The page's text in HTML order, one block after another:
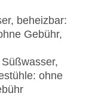
beheizbar:
Gebühr,
ohne